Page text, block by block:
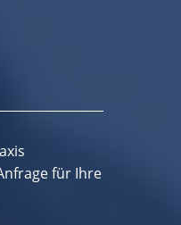
für Ihre